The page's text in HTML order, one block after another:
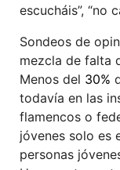
escucháis”, “no
Sondeos de
mezcla de falta
Menos del 30%
todavía en las
flamencos o
jóvenes solo es
personas